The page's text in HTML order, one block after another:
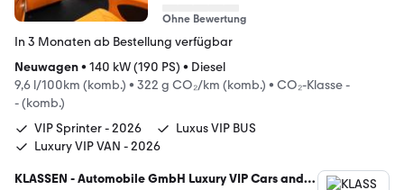
Ohne Bewertung
In 3 Monaten ab Bestellung verfügbar
Neuwagen• 140 kW (190 PS) • Diesel
9,6 l/100km (komb.) • 322 g CO₂/km (komb.) • CO₂-Klasse -
- (komb.)
VIP Sprinter - 2026
Luxus VIP BUS
Luxury VIP VAN - 2026
KLASSEN - Automobile GmbH Luxury VIP Cars and